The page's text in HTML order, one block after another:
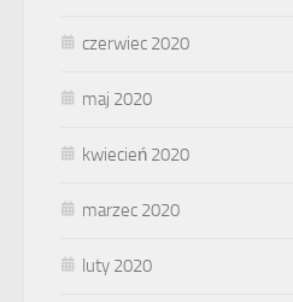
czerwiec 2020
maj 2020
kwiecień 2020
marzec 2020
luty 2020